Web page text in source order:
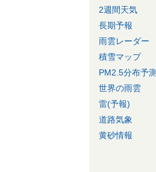
2週間天気
長期予報
雨雲レーダー
積雪マップ
PM2.5分布予測
世界の雨雲
雷(予報)
道路気象
黄砂情報